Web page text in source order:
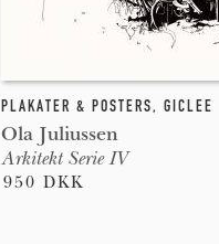
PLAKATER & POSTERS,GICLEE
Ola Juliussen
Arkitekt Serie IV
950 DKK